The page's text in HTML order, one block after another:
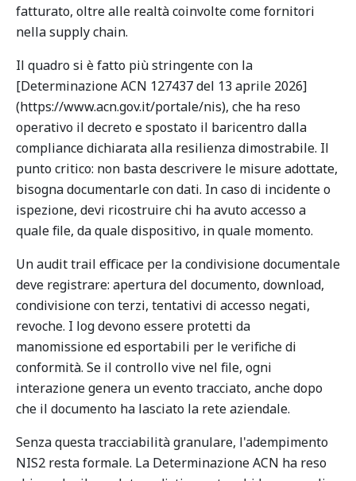
fatturato, oltre alle realtà coinvolte come fornitori
nella supply chain.
Il quadro si è fatto più stringente con la
[Determinazione ACN 127437 del 13 aprile 2026]
(https://www.acn.gov.it/portale/nis), che ha reso
operativo il decreto e spostato il baricentro dalla
compliance dichiarata alla resilienza dimostrabile. Il
punto critico: non basta descrivere le misure adottate,
bisogna documentarle con dati. In caso di incidente o
ispezione, devi ricostruire chi ha avuto accesso a
quale file, da quale dispositivo, in quale momento.
Un audit trail efficace per la condivisione documentale
deve registrare: apertura del documento, download,
condivisione con terzi, tentativi di accesso negati,
revoche. I log devono essere protetti da
manomissione ed esportabili per le verifiche di
conformità. Se il controllo vive nel file, ogni
interazione genera un evento tracciato, anche dopo
che il documento ha lasciato la rete aziendale.
Senza questa tracciabilità granulare, l'adempimento
NIS2 resta formale. La Determinazione ACN ha reso